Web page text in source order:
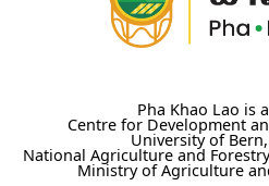
Pha Khao Lao is
Centre for Development
University of
National Agriculture and
Ministry of Agriculture